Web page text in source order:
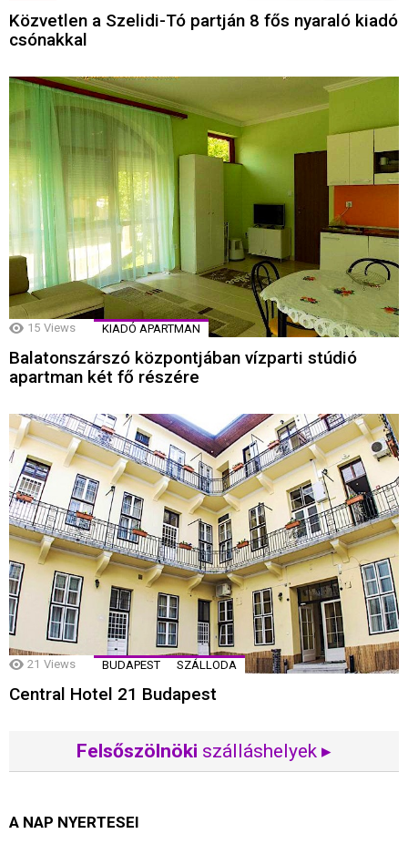
Közvetlen a Szelidi-Tó partján 8 fős nyaraló kiadó
csónakkal
15 Views KIADÓ APARTMAN
Balatonszárszó központjában vízparti stúdió
apartman két fő részére
21 Views BUDAPEST SZÁLLODA
Central Hotel 21 Budapest
Felsőszölnöki szálláshelyek ▸
A NAP NYERTESEI